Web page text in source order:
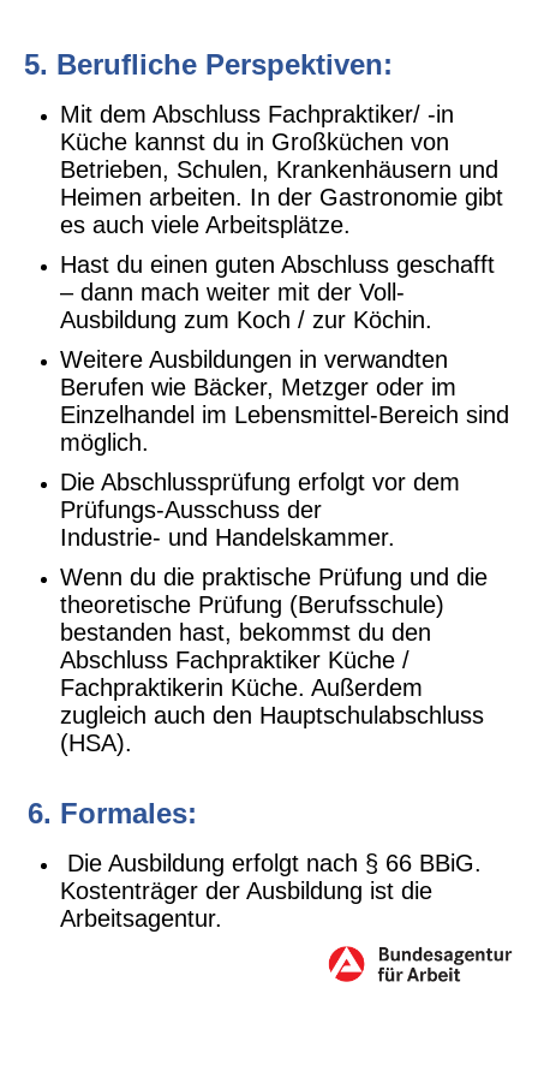
5. Berufliche Perspektiven:
Mit dem Abschluss Fachpraktiker/ -in
Küche kannst du in Großküchen von
Betrieben, Schulen, Krankenhäusern und
Heimen arbeiten. In der Gastronomie gibt
es auch viele Arbeitsplätze.
Hast du einen guten Abschluss geschafft
– dann mach weiter mit der Voll-
Ausbildung zum Koch / zur Köchin.
Weitere Ausbildungen in verwandten
Berufen wie Bäcker, Metzger oder im
Einzelhandel im Lebensmittel-Bereich sind
möglich.
Die Abschlussprüfung erfolgt vor dem
Prüfungs-Ausschuss der
Industrie- und Handelskammer.
Wenn du die praktische Prüfung und die
theoretische Prüfung (Berufsschule)
bestanden hast, bekommst du den
Abschluss Fachpraktiker Küche /
Fachpraktikerin Küche. Außerdem
zugleich auch den Hauptschulabschluss
(HSA).
6. Formales:
Die Ausbildung erfolgt nach § 66 BBiG.
Kostenträger der Ausbildung ist die
Arbeitsagentur.